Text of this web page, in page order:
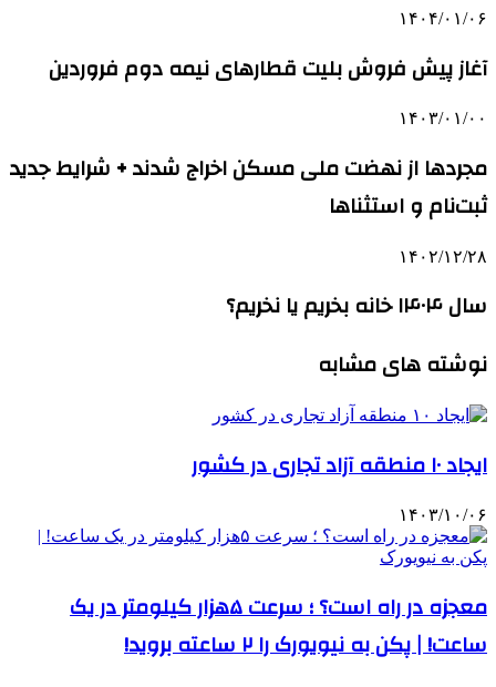
۱۴۰۴/۰۱/۰۶
آغاز پیش فروش بلیت قطارهای نیمه دوم فروردین
۱۴۰۳/۰۱/۰۰
مجردها از نهضت‌ ملی مسکن اخراج شدند + شرایط جدید
ثبت‌نام و استثناها
۱۴۰۲/۱۲/۲۸
سال ۱۴۰۴ خانه بخریم یا نخریم؟
نوشته های مشابه
ایجاد ۱۰ منطقه آزاد تجاری در کشور
۱۴۰۳/۱۰/۰۶
معجزه در راه است؟ ؛ سرعت ۵هزار کیلومتر در یک
ساعت! | پکن به نیویورک را ۲ ساعته بروید!